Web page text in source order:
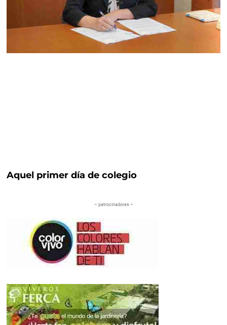
Aquel primer día de colegio
– patrocinadores –